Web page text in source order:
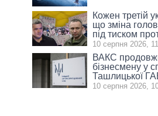
Кожен третій
що зміна
під тиском
10 серпня 2026,
ВАКС
бізнесмену у
Ташлицької
10 серпня 2026,